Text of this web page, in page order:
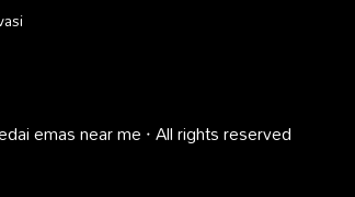
emas near me · All rights reserved